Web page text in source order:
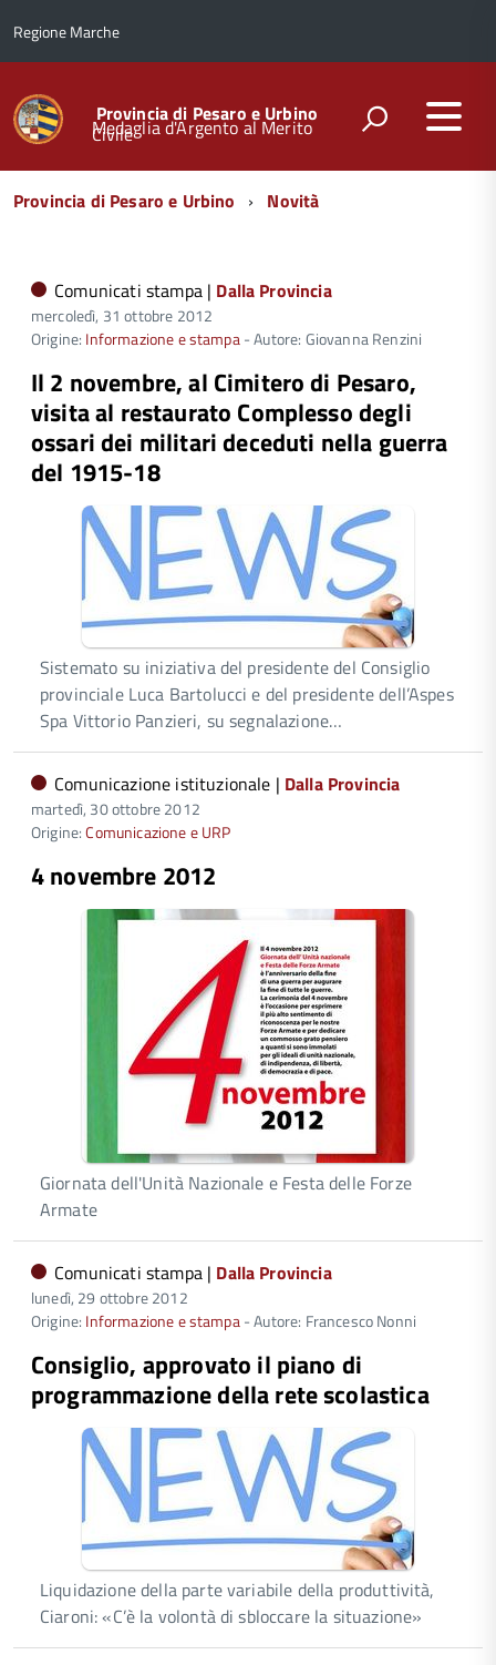
Regione Marche
Provincia di Pesaro e Urbino
Medaglia d'Argento al Merito
Civile
Menu
diProvincia di Pesaro e Urbino Novità
Comunicati stampa | Dalla Provincia
mercoledì, 31 ottobre 2012
Origine: Informazione e stampa- Autore: Giovanna Renzini
Il 2 novembre, al Cimitero di Pesaro,
visita al restaurato Complesso degli
ossari dei militari deceduti nella guerra
del 1915-18
Sistemato su iniziativa del presidente del Consiglio
provinciale Luca Bartolucci e del presidente dell’Aspes
Spa Vittorio Panzieri, su segnalazione…
Comunicazione istituzionale | Dalla Provincia
martedì, 30 ottobre 2012
Origine:Comunicazione e URP
4 novembre 2012
Giornata dell'Unità Nazionale e Festa delle Forze
Armate
Comunicati stampa | Dalla Provincia
lunedì, 29 ottobre 2012
Origine: Informazione e stampa- Autore: Francesco Nonni
Consiglio, approvato il piano di
programmazione della rete scolastica
Liquidazione della parte variabile della produttività,
Ciaroni: «C’è la volontà di sbloccare la situazione»